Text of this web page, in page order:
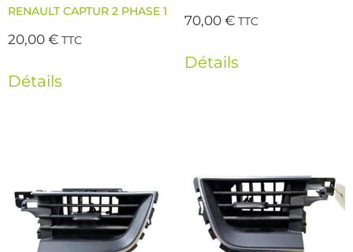
RENAULT CAPTUR 2 PHASE 1
20,00€ TTC
Détails
70,00€ TTC
Détails